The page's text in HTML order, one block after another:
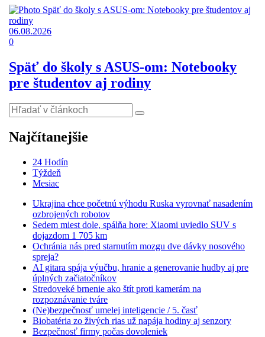
06.08.2026
0
Späť do školy s ASUS-om: Notebooky
pre študentov aj rodiny
Najčítanejšie
24 Hodín
Týždeň
Mesiac
Ukrajina chce početnú výhodu Ruska vyrovnať nasadením
ozbrojených robotov
Sedem miest dole, spálňa hore: Xiaomi uviedlo SUV s
dojazdom 1 705 km
Ochránia nás pred starnutím mozgu dve dávky nosového
spreja?
AI gitara spája výučbu, hranie a generovanie hudby aj pre
úplných začiatočníkov
Stredoveké brnenie ako štít proti kamerám na
rozpoznávanie tváre
(Ne)bezpečnosť umelej inteligencie / 5. časť
Biobatéria zo živých rias už napája hodiny aj senzory
Bezpečnosť firmy počas dovoleniek